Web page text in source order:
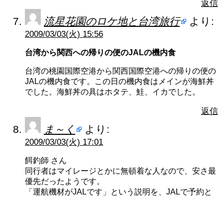
返信
流星花園のロケ地と台湾旅行 より:
2009/03/03(火) 15:56
台湾から関西への帰りの便のJALの機内食
台湾の桃園国際空港から関西国際空港への帰りの便の
JALの機内食です。この日の機内食はメインが海鮮丼
でした。海鮮丼の具はホタテ、鮭、イカでした。
返信
ま～く より:
2009/03/03(火) 17:01
餌釣師 さん
同行者はマイレージとかに無頓着な人なので、安さ最
優先だったようです。
「運航機材がJALです」という説明を、JALで予約と